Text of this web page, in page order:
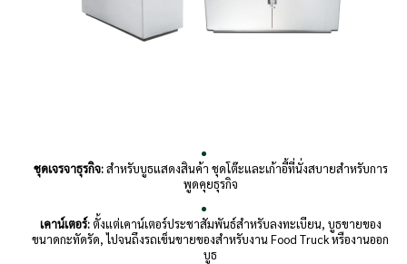
ชุดเจรจาธุรกิจ:สำหรับบูธแสดงสินค้า ชุดโต๊ะและเก้าอี้ที่นั่งสบายสำหรับการ
พูดคุยธุรกิจ
เคาน์เตอร์:ตั้งแต่เคาน์เตอร์ประชาสัมพันธ์สำหรับลงทะเบียน, บูธขายของ
ขนาดกะทัดรัด, ไปจนถึงรถเข็นขายของสำหรับงาน Food Truck หรืองานออก
บูธ